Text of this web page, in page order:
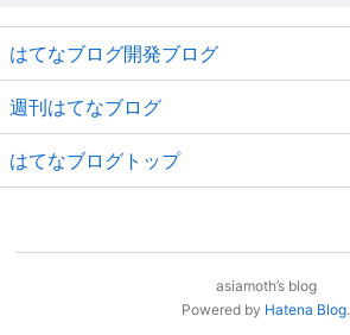
はてなブログ開発ブログ
週刊はてなブログ
はてなブログトップ
asiamoth’s blog
Powered by Hatena Blog.